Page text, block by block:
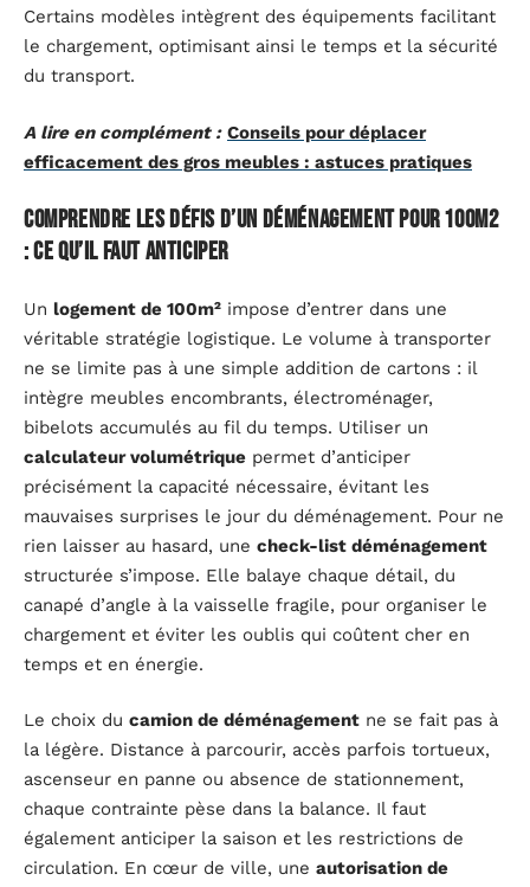
Certains modèles intègrent des équipements facilitant
le chargement, optimisant ainsi le temps et la sécurité
du transport.
A lire en complément : Conseils pour déplacer
efficacement des gros meubles : astuces pratiques
Comprendre les défis d’un déménagement pour 100m2
: ce qu’il faut anticiper
Un logement de 100m² impose d’entrer dans une
véritable stratégie logistique. Le volume à transporter
ne se limite pas à une simple addition de cartons : il
intègre meubles encombrants, électroménager,
bibelots accumulés au fil du temps. Utiliser un
calculateur volumétrique permet d’anticiper
précisément la capacité nécessaire, évitant les
mauvaises surprises le jour du déménagement. Pour ne
rien laisser au hasard, une check-list déménagement
structurée s’impose. Elle balaye chaque détail, du
canapé d’angle à la vaisselle fragile, pour organiser le
chargement et éviter les oublis qui coûtent cher en
temps et en énergie.
Le choix du camion de déménagement ne se fait pas à
la légère. Distance à parcourir, accès parfois tortueux,
ascenseur en panne ou absence de stationnement,
chaque contrainte pèse dans la balance. Il faut
également anticiper la saison et les restrictions de
circulation. En cœur de ville, une autorisation de